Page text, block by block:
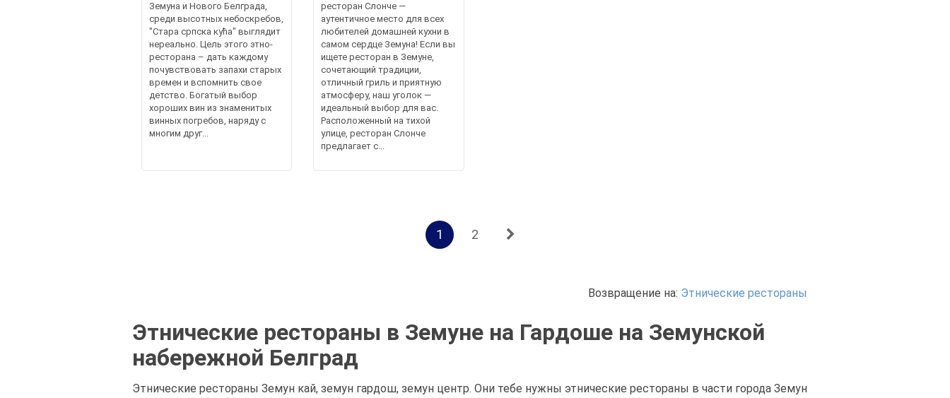
Земуна и Нового Белграда,
среди высотных небоскребов,
"Стара српска кућа" выглядит
нереально. Цель этого этно-
ресторана – дать каждому
почувствовать запахи старых
времен и вспомнить свое
детство. Богатый выбор
хороших вин из знаменитых
винных погребов, наряду с
многим друг...
ресторан Слонче —
аутентичное место для всех
любителей домашней кухни в
самом сердце Земуна! Если вы
ищете ресторан в Земунe,
сочетающий традиции,
отличный гриль и приятную
атмосферу, наш уголок —
идеальный выбор для вас.
Расположенный на тихой
улице, ресторан Слонче
предлагает с...
1 2
Возвращение на: Этнические рестораны
Этнические рестораны в Земуне на Гардоше на Земунской
набережной Белград
Этнические рестораны Земун кай, земун гардош, земун центр. Они тебе нужны этнические рестораны в части города Земун